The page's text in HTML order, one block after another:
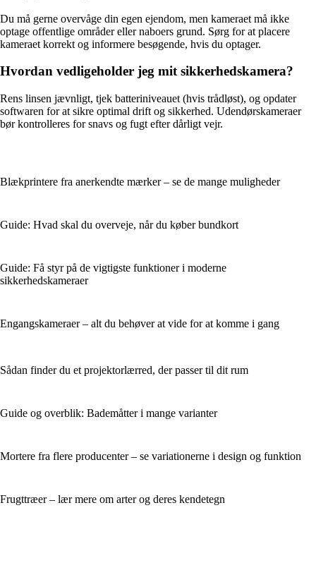
Du må gerne overvåge din egen ejendom, men kameraet må ikke
optage offentlige områder eller naboers grund. Sørg for at placere
kameraet korrekt og informere besøgende, hvis du optager.
Hvordan vedligeholder jeg mit sikkerhedskamera?
Rens linsen jævnligt, tjek batteriniveauet (hvis trådløst), og opdater
softwaren for at sikre optimal drift og sikkerhed. Udendørskameraer
bør kontrolleres for snavs og fugt efter dårligt vejr.
Blækprintere fra anerkendte mærker – se de mange muligheder
Guide: Hvad skal du overveje, når du køber bundkort
Guide: Få styr på de vigtigste funktioner i moderne
sikkerhedskameraer
Engangskameraer – alt du behøver at vide for at komme i gang
Sådan finder du et projektorlærred, der passer til dit rum
Guide og overblik: Bademåtter i mange varianter
Mortere fra flere producenter – se variationerne i design og funktion
Frugttræer – lær mere om arter og deres kendetegn